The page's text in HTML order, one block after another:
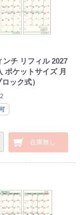
ンチ リフィル 2027
ポケットサイズ 月
ック式）
在庫無し